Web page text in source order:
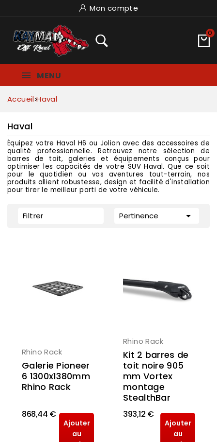
Mon compte
0
MENU
Accueil Haval
Haval
Équipez votre Haval H6 ou Jolion avec des accessoires de
qualité professionnelle. Retrouvez notre sélection de
barres de toit, galeries et équipements conçus pour
optimiser les capacités de votre SUV Haval. Que ce soit
pour le quotidien ou vos aventures tout-terrain, nos
produits allient robustesse, design et facilité d'installation
pour tirer le meilleur parti de votre véhicule.
Filtrer Pertinence 
Rhino Rack
Galerie Pioneer
6 1300x1380mm
Rhino Rack
868,44 €
Ajouter
au
Rhino Rack
Kit 2 barres de
toit noire 905
mm Vortex
montage
StealthBar
393,12 €
Ajouter
au